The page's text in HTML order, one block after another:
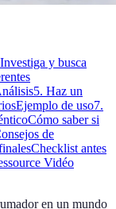
y busca
5. Haz un
Ejemplo de uso7.
Cómo saber si
de
Checklist antes
Vidéo
en un mundo